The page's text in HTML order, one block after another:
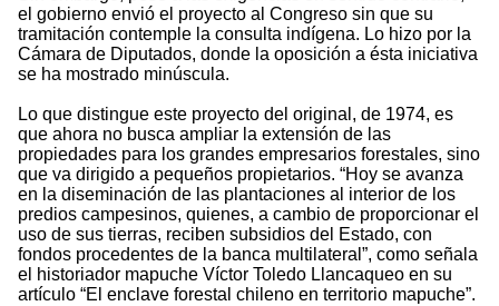
el gobierno envió el proyecto al Congreso sin que su
tramitación contemple la consulta indígena. Lo hizo por la
Cámara de Diputados, donde la oposición a ésta iniciativa
se ha mostrado minúscula.
Lo que distingue este proyecto del original, de 1974, es
que ahora no busca ampliar la extensión de las
propiedades para los grandes empresarios forestales, sino
que va dirigido a pequeños propietarios. “Hoy se avanza
en la diseminación de las plantaciones al interior de los
predios campesinos, quienes, a cambio de proporcionar el
uso de sus tierras, reciben subsidios del Estado, con
fondos procedentes de la banca multilateral”, como señala
el historiador mapuche Víctor Toledo Llancaqueo en su
artículo “El enclave forestal chileno en territorio mapuche”.